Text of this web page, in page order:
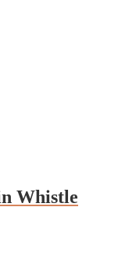
Whistle